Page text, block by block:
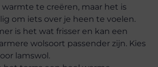
te creëren, maar het is
om iets over je heen te voelen.
is het wat frisser en kan een
wolsoort passender zijn. Kies
lamswol.